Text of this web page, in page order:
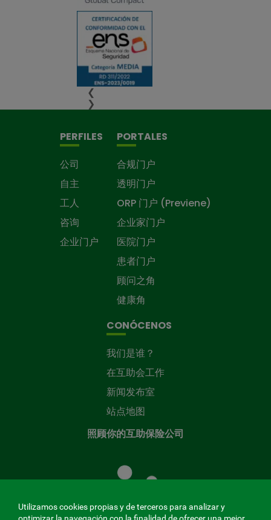
❮
❯
PERFILES
公司
自主
工人
咨询
企业门户
PORTALES
合规门户
透明门户
ORP 门户 (Previene)
企业家门户
医院门户
患者门户
顾问之角
健康角
CONÓCENOS
我们是谁？
在互助会工作
新闻发布室
站点地图
照顾你的互助保险公司
共
Utilizamos cookies propias y de terceros para analizar y